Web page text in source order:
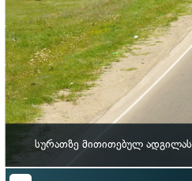
სურათზე მითითებულ